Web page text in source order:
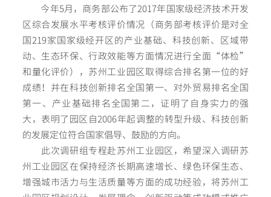
今年5月，商务部公布了2017年国家级经济技术开发
区综合发展水平考核评价情况（商务部考核评价是对全
国219家国家级经开区的产业基础、科技创新、区域带
动、生态环保、行政效能等方面情况进行全面“体检”
和量化评价），苏州工业园区取得综合排名第一位的好
成绩！并在科技创新排名全国第一、对外贸易排名全国
第一、产业基础排名全国第二，证明了自身实力的强
大，表明了园区自2006年起调整的转型升级、科技创新
的发展定位符合国家倡导、鼓励的方向。
此次调研组专程赴苏州工业园区，希望深入调研苏
州工业园区在保持经济长期高速增长、绿色环保生态、
增强城市活力与生活质量等方面的成功经验，将苏州工